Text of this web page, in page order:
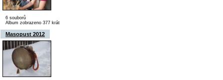
6 souborů
Album zobrazeno 377 krát
Masopust 2012